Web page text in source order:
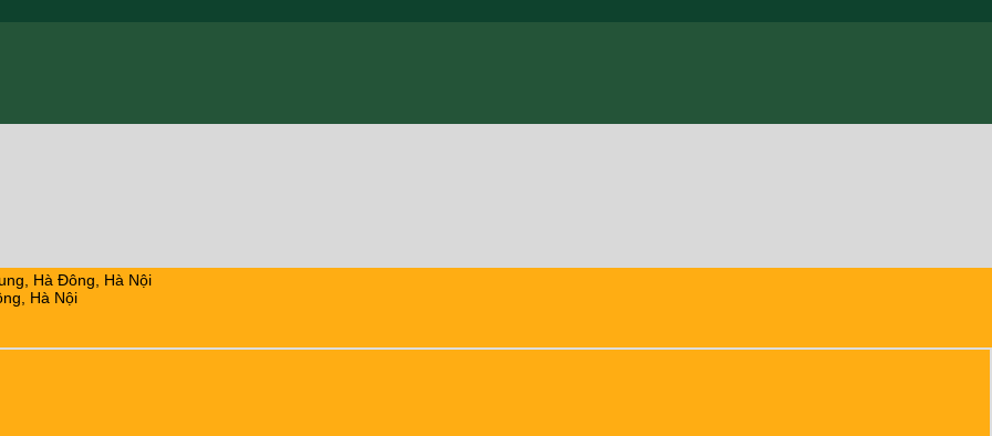
Hà Đông, Hà Nội
Hà Nội